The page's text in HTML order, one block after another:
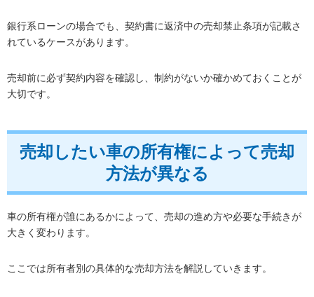
銀行系ローンの場合でも、契約書に返済中の売却禁止条項が記載さ
れているケースがあります。
売却前に必ず契約内容を確認し、制約がないか確かめておくことが
大切です。
売却したい車の所有権によって売却
方法が異なる
車の所有権が誰にあるかによって、売却の進め方や必要な手続きが
大きく変わります。
ここでは所有者別の具体的な売却方法を解説していきます。